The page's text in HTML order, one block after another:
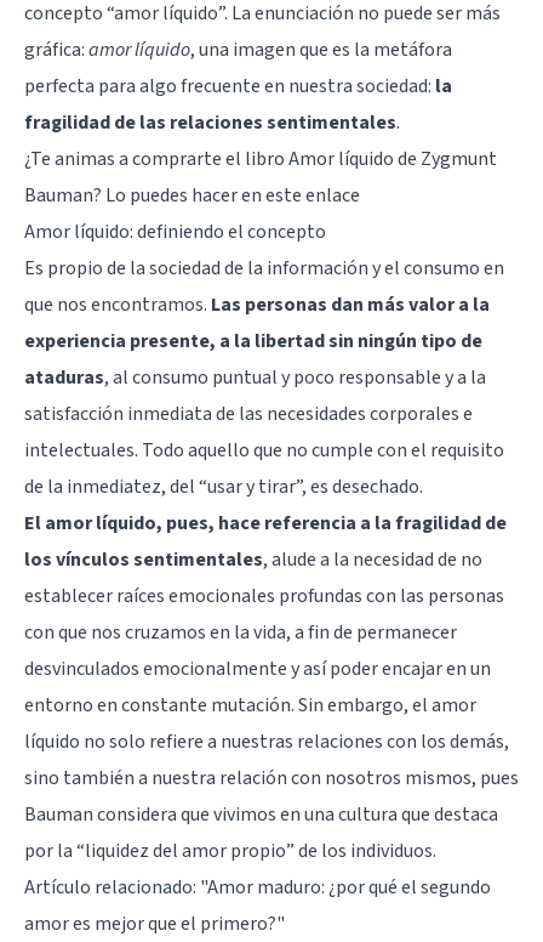
concepto “amor líquido”. La enunciación no puede ser más
gráfica:amor líquido, una imagen que es la metáfora
perfecta para algo frecuente en nuestra sociedad: la
fragilidad de las relaciones sentimentales.
¿Te animas a comprarte el libroAmor líquidode Zygmunt
Bauman? Lo puedes hacer eneste enlace
Amor líquido: definiendo el concepto
Es propio de la sociedad de la información y el consumo en
que nos encontramos. Las personas dan más valor a la
experiencia presente, a la libertad sin ningún tipo de
ataduras, al consumo puntual y poco responsable y a la
satisfacción inmediata de las necesidades corporales e
intelectuales. Todo aquello que no cumple con el requisito
de la inmediatez, del “usar y tirar”, es desechado.
El amor líquido, pues, hace referencia a la fragilidad de
los vínculos sentimentales, alude a la necesidad de no
establecer raíces emocionales profundas con las personas
con que nos cruzamos en la vida, a fin de permanecer
desvinculados emocionalmente y así poder encajar en un
entorno en constante mutación. Sin embargo, el amor
líquido no solo refiere a nuestras relaciones con los demás,
sino también a nuestra relación con nosotros mismos, pues
Bauman considera que vivimos en una cultura que destaca
por la “liquidez del amor propio” de los individuos.
Artículo relacionado: "Amor maduro: ¿por qué el segundo
amor es mejor que el primero?"